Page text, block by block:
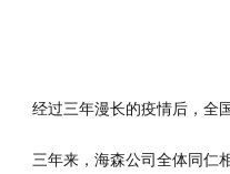
经过三年漫长的疫情后，全
三年来，海森公司全体同仁